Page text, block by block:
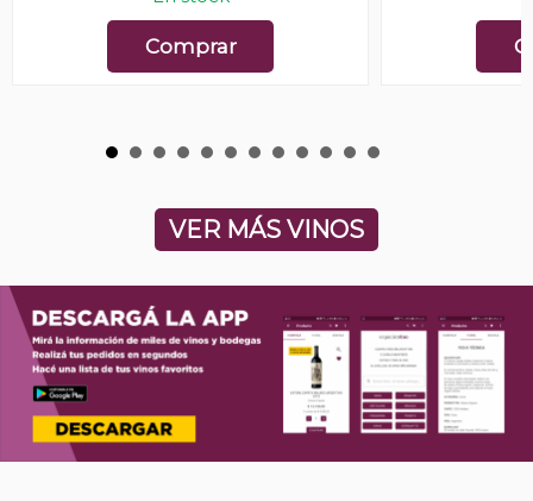
Comprar
VER MÁS VINOS